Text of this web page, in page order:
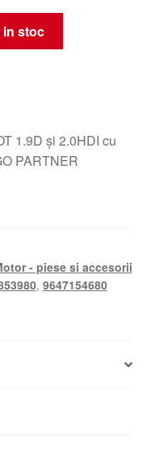
stoc
1.9D și 2.0HDI cu
PARTNER
- piese si accesorii
, 9647154680